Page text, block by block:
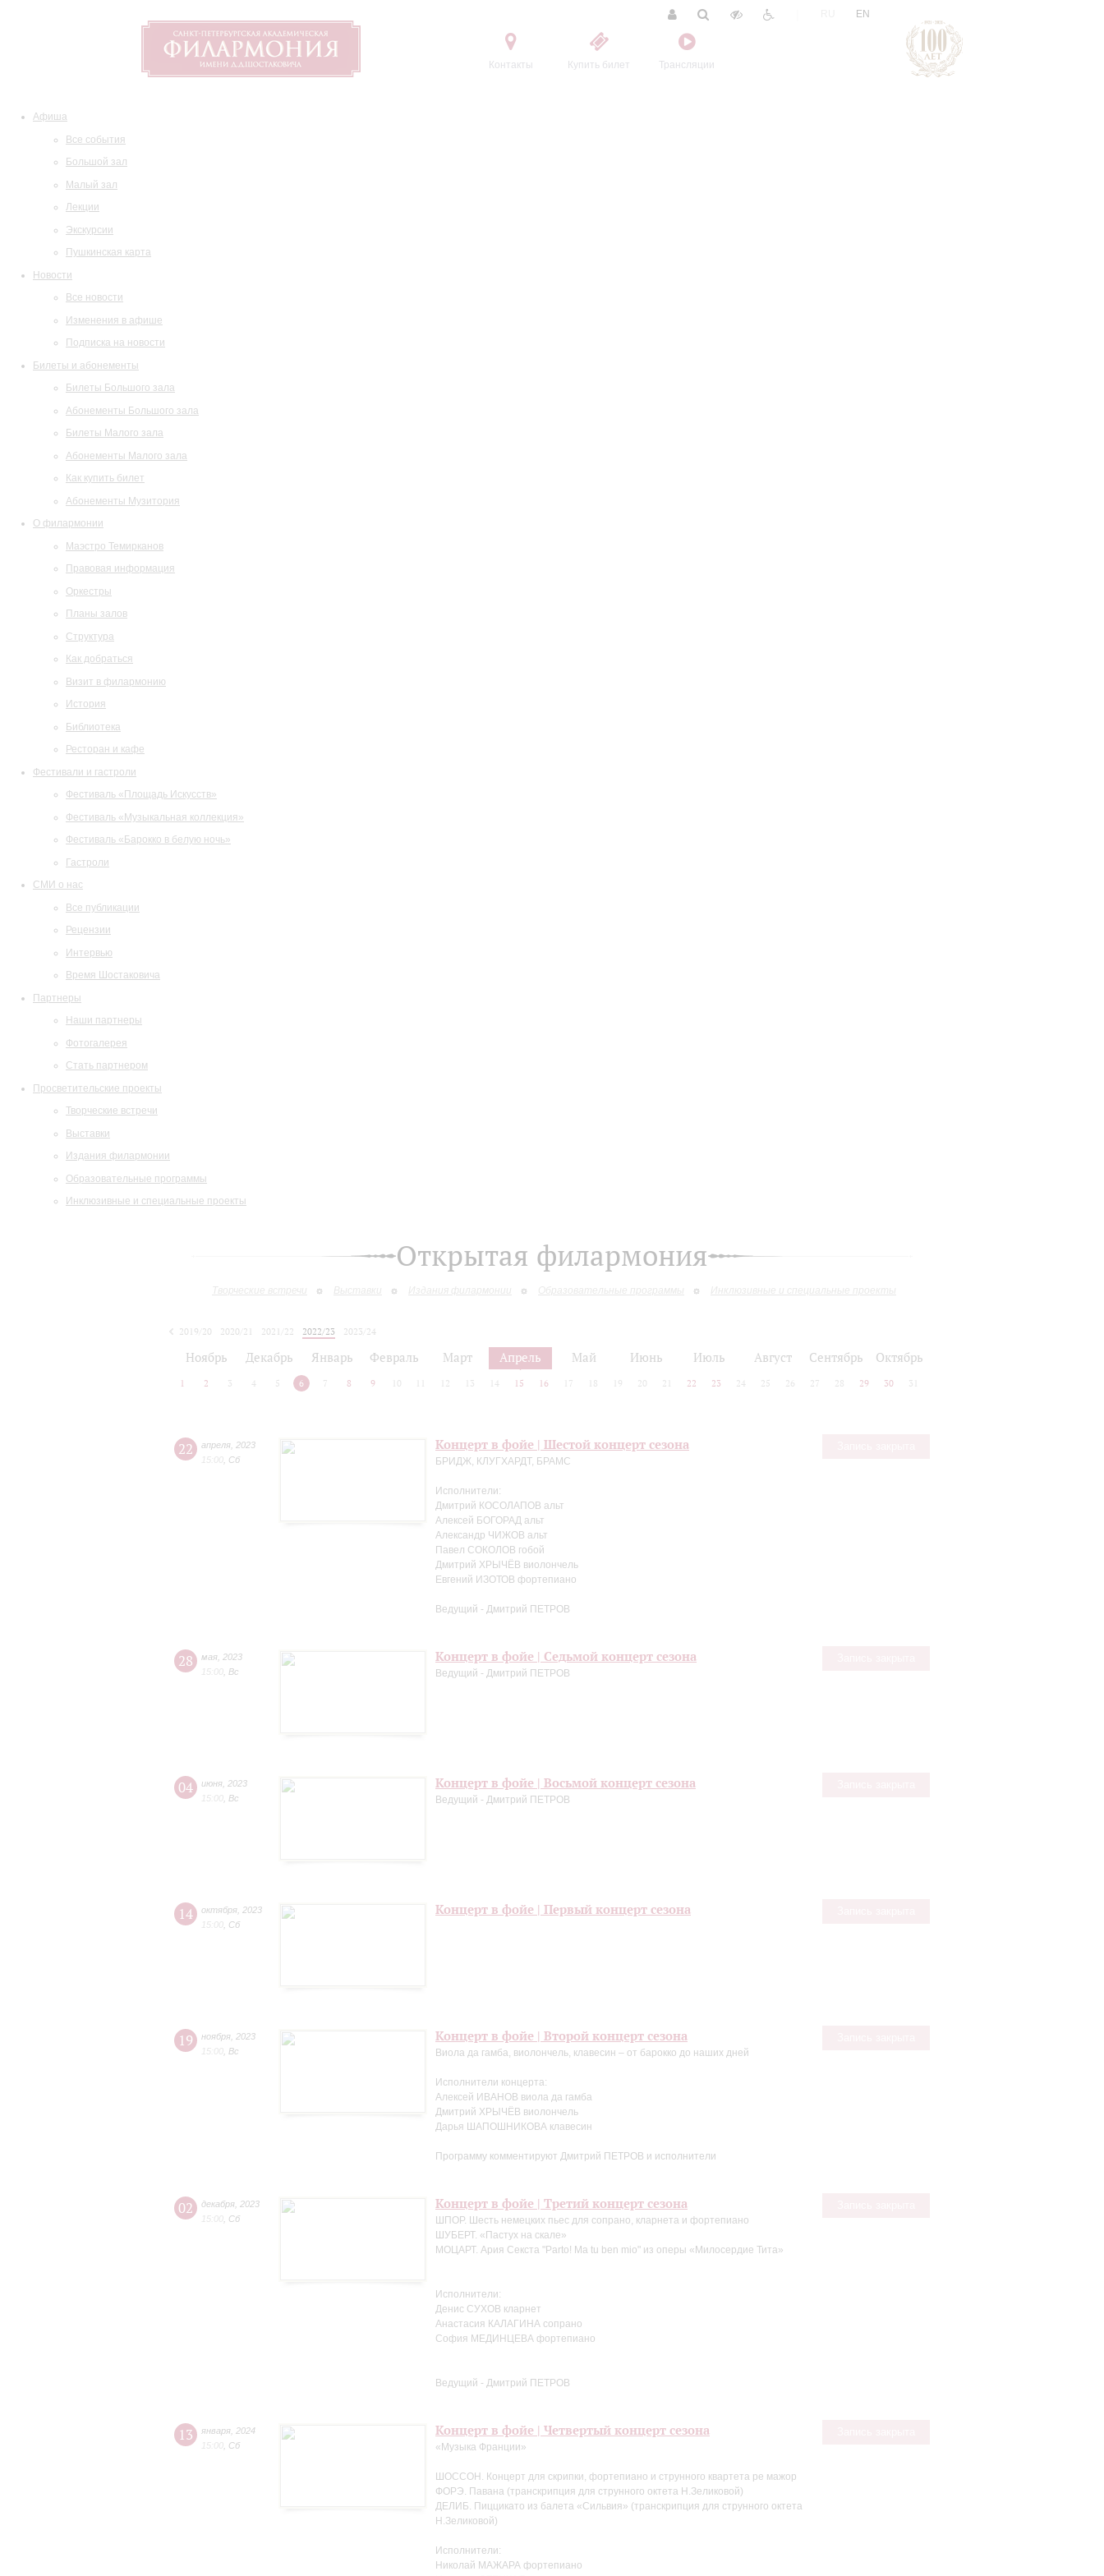
Контакты Купить билет Трансляции
EN
Афиша
Все события
Большой зал
Малый зал
Лекции
Экскурсии
Пушкинская карта
Новости
Все новости
Изменения в афише
Подписка на новости
Билеты и абонементы
Билеты Большого зала
Абонементы Большого зала
Билеты Малого зала
Абонементы Малого зала
Как купить билет
Абонементы Музитория
О филармонии
Маэстро Темирканов
Правовая информация
Оркестры
Планы залов
Структура
Как добраться
Визит в филармонию
История
Библиотека
Ресторан и кафе
Фестивали и гастроли
Фестиваль «Площадь Искусств»
Фестиваль «Музыкальная коллекция»
Фестиваль «Барокко в белую ночь»
Гастроли
СМИ о нас
Все публикации
Рецензии
Интервью
Время Шостаковича
Партнеры
Наши партнеры
Фотогалерея
Стать партнером
Просветительские проекты
Творческие встречи
Выставки
Издания филармонии
Образовательные программы
Инклюзивные и специальные проекты
Открытая филармония
Творческие встречи Выставки Издания филармонии Образовательные программы Инклюзивные и специальные проекты
2019/20 2020/21 2021/22 2022/23
2023/24
Ноябрь Декабрь Январь Февраль Март Апрель Май Июнь Июль Август Сентябрь Октябрь
1 2 3 4 5 6 7 8 9 10 12 13 14 15 16 17 18 19 20 21 22 23 24 25 26 27 28 29 30 31
22 апреля 2023
15:00 Сб
Концерт в фойе | Шестой концерт сезона
БРИДЖ, КЛУГХАРДТ, БРАМС
Исполнители:
Дмитрий КОСОЛАПОВ альт
Алексей БОГОРАД альт
Александр ЧИЖОВ альт
Павел СОКОЛОВ гобой
Дмитрий ХРЫЧЁВ виолончель
Евгений ИЗОТОВ фортепиано
Ведущий - Дмитрий ПЕТРОВ
28 мая 2023
15:00 Вс
Концерт в фойе | Седьмой концерт сезона
Ведущий - Дмитрий ПЕТРОВ
04 июня 2023
15:00 Вс
Концерт в фойе | Восьмой концерт сезона
Ведущий - Дмитрий ПЕТРОВ
14 октября 2023
15:00 Сб
Концерт в фойе | Первый концерт сезона
19 ноября 2023
15:00 Вс
Концерт в фойе | Второй концерт сезона
Виола да гамба, виолончель, клавесин – от барокко до наших дней
Исполнители концерта:
Алексей ИВАНОВ виола да гамба
Дмитрий ХРЫЧЁВ виолончель
Дарья ШАПОШНИКОВА клавесин
Программу комментируют Дмитрий ПЕТРОВ и исполнители
02 декабря 2023
15:00 Сб
Концерт в фойе | Третий концерт сезона
ШПОР. Шесть немецких пьес для сопрано, кларнета и фортепиано
ШУБЕРТ. «Пастух на скале»
МОЦАРТ. Ария Секста "Parto! Ma tu ben mio" из оперы «Милосердие Тита»
Исполнители:
Денис СУХОВ кларнет
Анастасия КАЛАГИНА сопрано
София МЕДИНЦЕВА фортепиано
Ведущий - Дмитрий ПЕТРОВ
13 января 2024
15:00 Сб
Концерт в фойе | Четвертый концерт сезона
«Музыка Франции»
ШОССОН. Концерт для скрипки, фортепиано и струнного квартета ре мажор
ФОРЭ. Павана (транскрипция для струнного октета Н.Зеликовой)
ДЕЛИБ. Пиццикато из балета «Сильвия» (транскрипция для струнного октета
Н.Зеликовой)
Исполнители:
Николай МАЖАРА фортепиано